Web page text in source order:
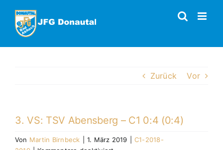
Inhalt
springen
Zurück Vor
3. VS: TSV Abensberg – C1 0:4 (0:4)
Von Martin Birnbeck 1. März 2019
C1-2018-